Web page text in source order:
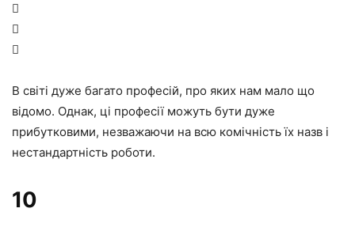



В світі дуже багато професій, про яких нам мало що
відомо. Однак, ці професії можуть бути дуже
прибутковими, незважаючи на всю комічність їх назв і
нестандартність роботи.
10